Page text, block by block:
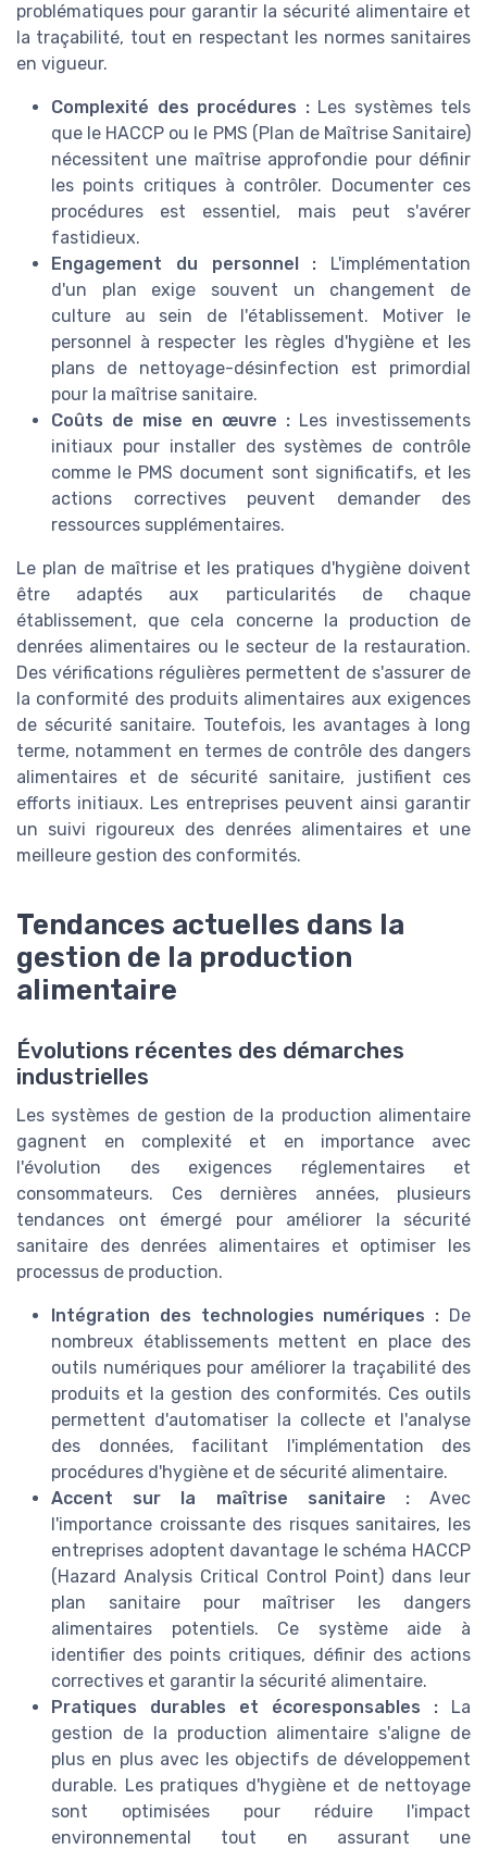
problématiques pour garantir la sécurité alimentaire et
la traçabilité, tout en respectant les normes sanitaires
en vigueur.
Complexité des procédures :Les systèmes tels
que le HACCP ou le PMS (Plan de Maîtrise Sanitaire)
nécessitent une maîtrise approfondie pour définir
les points critiques à contrôler. Documenter ces
procédures est essentiel, mais peut s'avérer
fastidieux.
Engagement du personnel : L'implémentation
d'un plan exige souvent un changement de
culture au sein de l'établissement. Motiver le
personnel à respecter les règles d'hygiène et les
plans de nettoyage-désinfection est primordial
pour la maîtrise sanitaire.
Coûts de mise en œuvre : Les investissements
initiaux pour installer des systèmes de contrôle
comme le PMS document sont significatifs, et les
actions correctives peuvent demander des
ressources supplémentaires.
Le plan de maîtrise et les pratiques d'hygiène doivent
être adaptés aux particularités de chaque
établissement, que cela concerne la production de
denrées alimentaires ou le secteur de la restauration.
Des vérifications régulières permettent de s'assurer de
la conformité des produits alimentaires aux exigences
de sécurité sanitaire. Toutefois, les avantages à long
terme, notamment en termes de contrôle des dangers
alimentaires et de sécurité sanitaire, justifient ces
efforts initiaux. Les entreprises peuvent ainsi garantir
un suivi rigoureux des denrées alimentaires et une
meilleure gestion des conformités.
Tendances actuelles dans la
gestion de la production
alimentaire
Évolutions récentes des démarches
industrielles
Les systèmes de gestion de la production alimentaire
gagnent en complexité et en importance avec
l'évolution des exigences réglementaires et
consommateurs. Ces dernières années, plusieurs
tendances ont émergé pour améliorer la sécurité
sanitaire des denrées alimentaires et optimiser les
processus de production.
Intégration des technologies numériques : De
nombreux établissements mettent en place des
outils numériques pour améliorer la traçabilité des
produits et la gestion des conformités. Ces outils
permettent d'automatiser la collecte et l'analyse
des données, facilitant l'implémentation des
procédures d'hygiène et de sécurité alimentaire.
Accent sur la maîtrise sanitaire :Avec
l'importance croissante des risques sanitaires, les
entreprises adoptent davantage le schéma HACCP
(Hazard Analysis Critical Control Point) dans leur
plan sanitaire pour maîtriser les dangers
alimentaires potentiels. Ce système aide à
identifier des points critiques, définir des actions
correctives et garantir la sécurité alimentaire.
Pratiques durables et écoresponsables : La
gestion de la production alimentaire s'aligne de
plus en plus avec les objectifs de développement
durable. Les pratiques d'hygiène et de nettoyage
sont optimisées pour réduire l'impact
environnemental tout en assurant une